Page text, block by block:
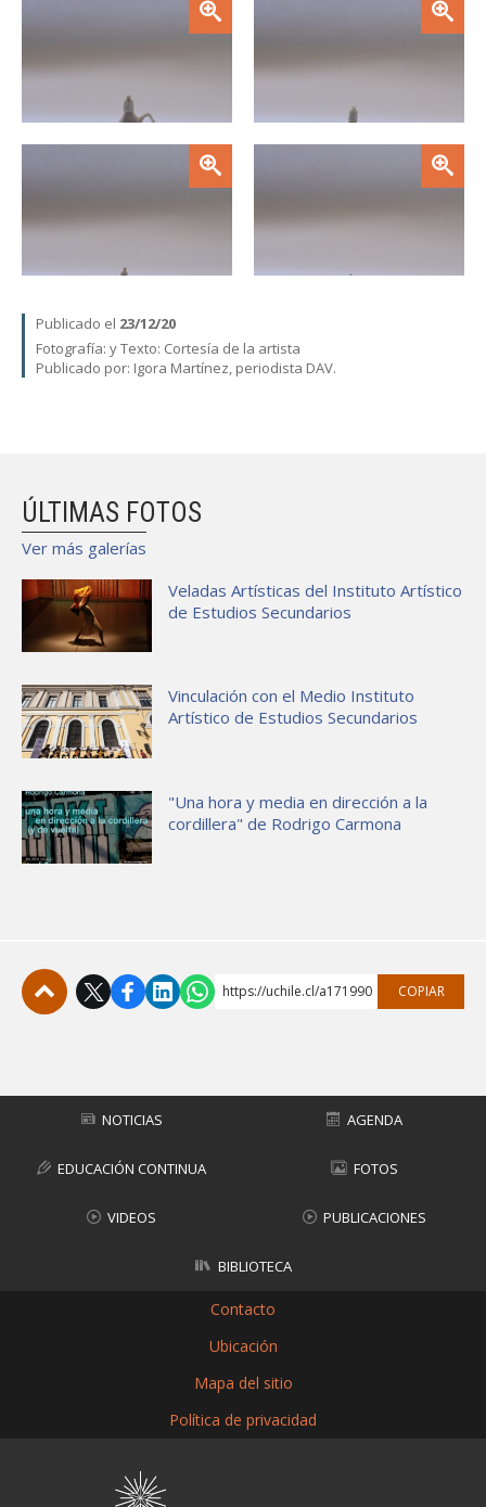
Publicado el 23/12/20
Fotografía: y Texto: Cortesía de la artista
Publicado por: Igora Martínez, periodista DAV.
ÚLTIMAS FOTOS
Ver más galerías
Veladas Artísticas del Instituto Artístico
de Estudios Secundarios
Vinculación con el Medio Instituto
Artístico de Estudios Secundarios
"Una hora y media en dirección a la
cordillera" de Rodrigo Carmona
https://uchile.cl/a171990 COPIAR
NOTICIAS AGENDA
EDUCACIÓN CONTINUA FOTOS
VIDEOS PUBLICACIONES
BIBLIOTECA
Contacto
Ubicación
Mapa del sitio
Política de privacidad